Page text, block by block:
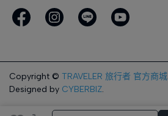
Copyright © TRAVELER 旅行者 官方商城
Designed by CYBERBIZ.